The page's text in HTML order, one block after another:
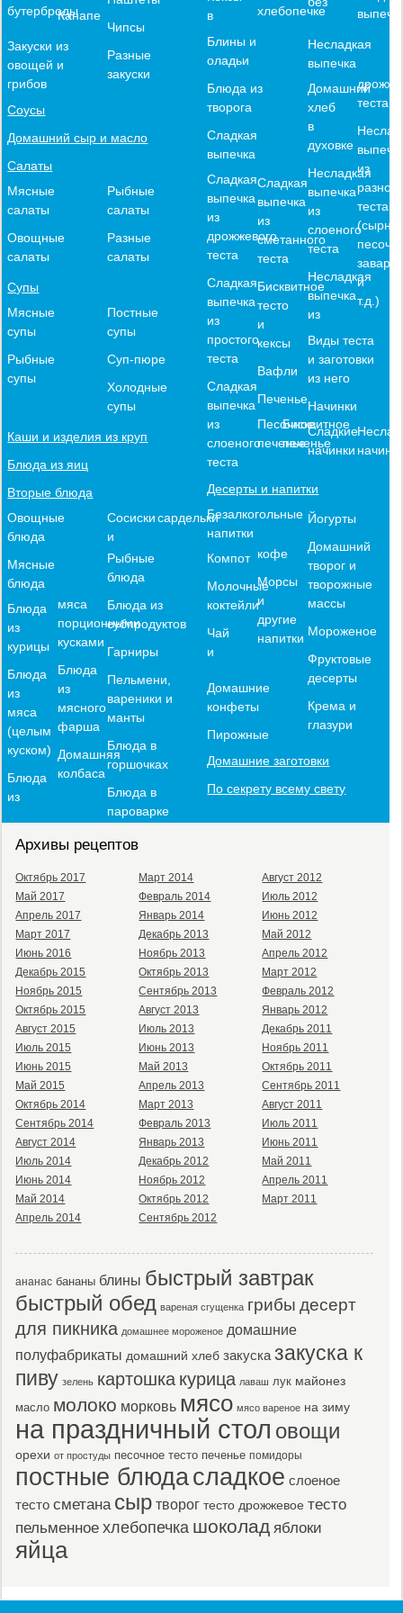
бутербродыКанапе
Закуски из
овощей и
грибов
Чипсы
Разные
закуски
Соусы
Домашний сыр и масло
Салаты
Мясные
салаты
Овощные
салаты
Рыбные
салаты
Разные
салаты
Супы
Мясные
супы
Рыбные
супы
Постные
супы
Суп-пюре
Холодные
супы
Каши и изделия из круп
Блюда из яиц
Вторые блюда
Овощные
блюда
Мясные
блюда
Блюда
из
курицы
Блюда
из
мяса
(целым
куском)
Блюда
из
мяса
порционными
кусками
Блюда
из
мясного
фарша
Домашняя
колбаса
Сосиски
и
сардельки
Рыбные
блюда
Блюда из
субпродуктов
Гарниры
Пельмени,
вареники и
манты
Блюда в
горшочках
Блюда в
пароварке
в
хлебопечке
Блины и
оладьи
Блюда из
творога
Сладкая
выпечка
Сладкая
выпечка
из
дрожжевого
теста
Сладкая
выпечка
из
простого
теста
Сладкая
выпечка
из
слоеного
теста
Сладкая
выпечка
из
сметанного
теста
Бисквитное
тесто
и
кексы
Вафли
Печенье
Песочное
печенье
Бисквитное
печенье
Несладкая
выпечка
Домашний
хлеб
в
духовке
Несладкая
выпечка
из
слоеного
теста
Несладкая
выпечка
из
теста
из
разного
теста
и
т.д.)
Виды теста
и заготовки
из него
Начинки
Сладкие
начинки
Десерты и напитки
Безалкогольные
напитки
Компот
Молочные
коктейли
Чай
и
кофе
Морсы
и
другие
напитки
Домашние
конфеты
Пирожные
Йогурты
Домашний
творог и
творожные
массы
Мороженое
Фруктовые
десерты
Крема и
глазури
Домашние заготовки
По секрету всему свету
Архивы рецептов
Октябрь 2017
Май 2017
Апрель 2017
Март 2017
Июнь 2016
Декабрь 2015
Ноябрь 2015
Октябрь 2015
Август 2015
Июль 2015
Июнь 2015
Май 2015
Октябрь 2014
Сентябрь 2014
Август 2014
Июль 2014
Июнь 2014
Май 2014
Апрель 2014
Март 2014
Февраль 2014
Январь 2014
Декабрь 2013
Ноябрь 2013
Октябрь 2013
Сентябрь 2013
Август 2013
Июль 2013
Июнь 2013
Май 2013
Апрель 2013
Март 2013
Февраль 2013
Январь 2013
Декабрь 2012
Ноябрь 2012
Октябрь 2012
Сентябрь 2012
Август 2012
Июль 2012
Июнь 2012
Май 2012
Апрель 2012
Март 2012
Февраль 2012
Январь 2012
Декабрь 2011
Ноябрь 2011
Октябрь 2011
Сентябрь 2011
Август 2011
Июль 2011
Июнь 2011
Май 2011
Апрель 2011
Март 2011
ананас бананы блины быстрый завтрак
быстрый обед вареная сгущенка грибы десерт
для пикника домашнее мороженое домашние
полуфабрикаты домашний хлеб закуска закуска к
пиву зелень картошка курица лаваш лук майонез
масло молоко морковь мясо мясо вареное на зиму
на праздничный стол овощи
орехи от простуды песочное тесто печенье помидоры
постные блюдасладкое слоеное
тесто сметана сыр творог тесто дрожжевое тесто
пельменное хлебопечка шоколад яблоки
яйца